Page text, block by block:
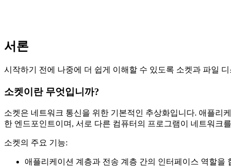
서론
시작하기 전에 나중에 더 쉽게 이해할 수 있도록 소켓과 파일
소켓이란 무엇입니까?
소켓은 네트워크 통신을 위한 기본적인 추상화입니다. 애플리
한 엔드포인트이며, 서로 다른 컴퓨터의 프로그램이 네트워크
소켓의 주요 기능:
애플리케이션 계층과 전송 계층 간의 인터페이스 역할을